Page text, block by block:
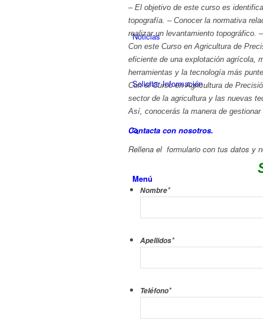
Noticias
Solicitar Información
Menú
– El objetivo de este curso es
topografía. – Conocer la normativa
realizar un levantamiento topográfico.
Con este Curso en Agricultura de
eficiente de una explotación agrícola,
herramientas y la tecnología más
Con el Curso en Agricultura de
sector de la agricultura y las nuevas
Así, conocerás la manera de
Contacta con nosotros.
Rellena el formulario con tus datos y
Nombre*
Apellidos*
Teléfono*